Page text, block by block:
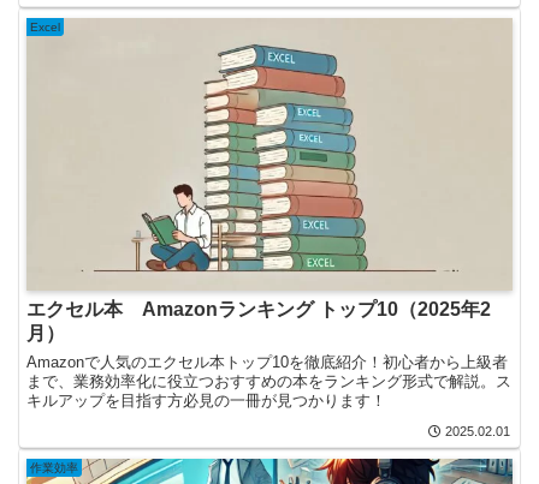
Excel
エクセル本 Amazonランキング トップ10（2025年2
月）
Amazonで人気のエクセル本トップ10を徹底紹介！初心者から上級者
まで、業務効率化に役立つおすすめの本をランキング形式で解説。ス
キルアップを目指す方必見の一冊が見つかります！
2025.02.01
作業効率